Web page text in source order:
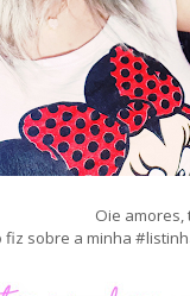
Oie amores,
fiz sobre a minha